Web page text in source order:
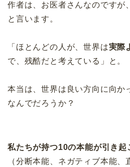
作者は、お医者さんなのですが
と言います。
「ほとんどの人が、世界は実際
で、残酷だと考えている」と。
本当は、世界は良い方向に向か
なんでだろうか？
私たちが持つ10の本能が引き起
（分断本能、ネガティブ本能、